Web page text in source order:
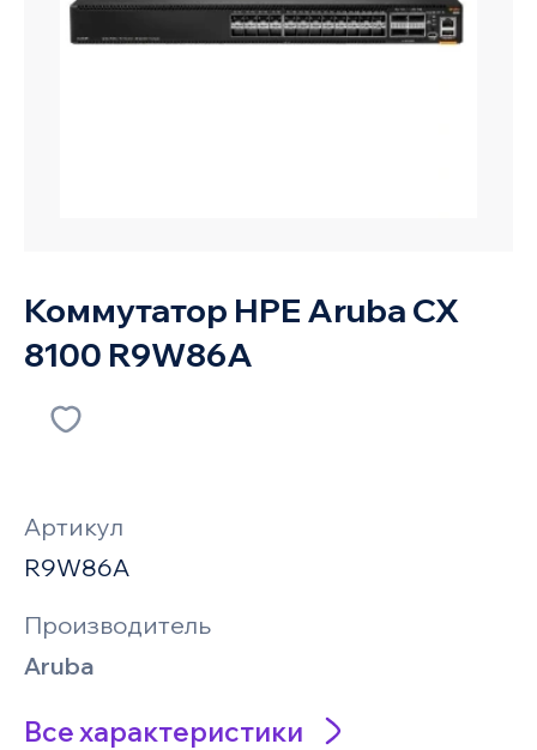
Коммутатор HPE Aruba CX
8100 R9W86A
Артикул
R9W86A
Производитель
Aruba
Все характеристики